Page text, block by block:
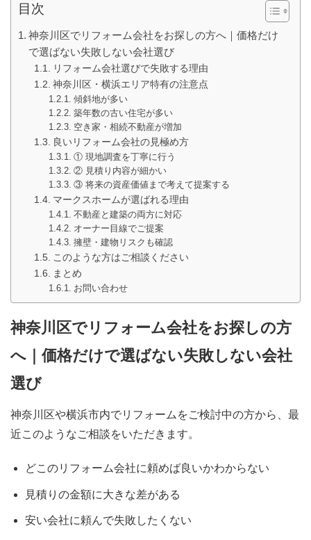
目次
神奈川区でリフォーム会社をお探しの方へ｜価格だけ
で選ばない失敗しない会社選び
リフォーム会社選びで失敗する理由
神奈川区・横浜エリア特有の注意点
傾斜地が多い
築年数の古い住宅が多い
空き家・相続不動産が増加
良いリフォーム会社の見極め方
① 現地調査を丁寧に行う
② 見積り内容が細かい
③ 将来の資産価値まで考えて提案する
マークスホームが選ばれる理由
不動産と建築の両方に対応
オーナー目線でご提案
擁壁・建物リスクも確認
このような方はご相談ください
まとめ
お問い合わせ
神奈川区でリフォーム会社をお探しの方
へ｜価格だけで選ばない失敗しない会社
選び
神奈川区や横浜市内でリフォームをご検討中の方から、最
近このようなご相談をいただきます。
どこのリフォーム会社に頼めば良いかわからない
見積りの金額に大きな差がある
安い会社に頼んで失敗したくない